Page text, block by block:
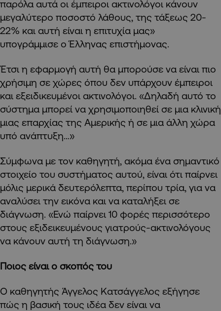
παρόλα αυτά οι έμπειροι ακτινολόγοι κάνουν
μεγαλύτερο ποσοστό λάθους, της τάξεως 20-
22% και αυτή είναι η επιτυχία μας»
υπογράμμισε ο Έλληνας επιστήμονας.
Έτσι η εφαρμογή αυτή θα μπορούσε να είναι πιο
χρήσιμη σε χώρες όπου δεν υπάρχουν έμπειροι
και εξειδικευμένοι ακτινολόγοι. «Δηλαδή αυτό το
σύστημα μπορεί να χρησιμοποιηθεί σε μια κλινική
μιας επαρχίας της Αμερικής ή σε μια άλλη χώρα
υπό ανάπτυξη…»
Σύμφωνα με τον καθηγητή, ακόμα ένα σημαντικό
στοιχείο του συστήματος αυτού, είναι ότι παίρνει
μόλις μερικά δευτερόλεπτα, περίπου τρία, για να
αναλύσει την εικόνα και να καταλήξει σε
διάγνωση. «Ενώ παίρνει 10 φορές περισσότερο
στους εξιδεικευμένους γιατρούς-ακτινολόγους
να κάνουν αυτή τη διάγνωση.»
Ποιος είναι ο σκοπός του
Ο καθηγητής Άγγελος Κατσάγγελος εξήγησε
πώς η βασική τους ιδέα δεν είναι να